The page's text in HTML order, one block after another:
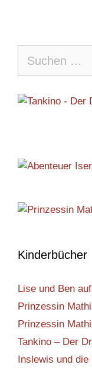
nach:
Kinderbücher
Lise und Ben
Prinzessin
Prinzessin
Tankino – Der
Inslewis und die